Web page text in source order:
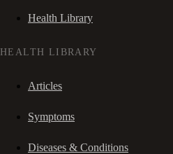
Health Library
HEALTH LIBRARY
Articles
Symptoms
Diseases & Conditions